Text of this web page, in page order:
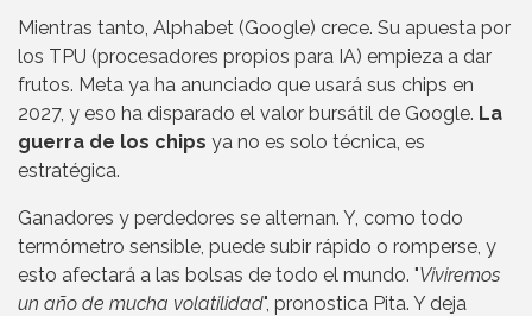
Mientras tanto, Alphabet (Google) crece. Su apuesta por
los TPU (procesadores propios para IA) empieza a dar
frutos. Meta ya ha anunciado que usará sus chips en
2027, y eso ha disparado el valor bursátil de Google. La
guerra de los chips ya no es solo técnica, es
estratégica.
Ganadores y perdedores se alternan. Y, como todo
termómetro sensible, puede subir rápido o romperse, y
esto afectará a las bolsas de todo el mundo. "Viviremos
un año de mucha volatilidad", pronostica Pita. Y deja